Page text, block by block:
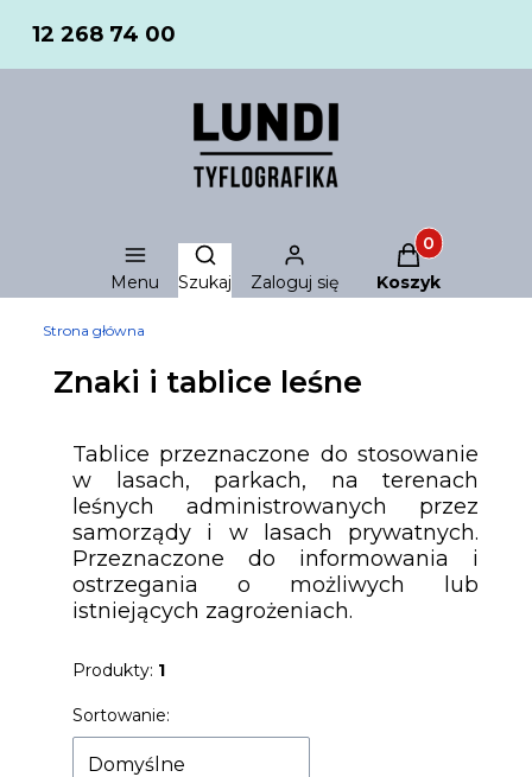
12 268 74 00
Menu
Otwórz wyszukiwarkę
Szukaj Zaloguj się
Produkty w
Koszyk
Strona główna
Znaki i tablice leśne
Tablice przeznaczone do stosowanie
w lasach, parkach, na terenach
leśnych administrowanych przez
samorządy i w lasach prywatnych.
Przeznaczone do informowania i
ostrzegania o możliwych lub
istniejących zagrożeniach.
Produkty: 1
Lista produktów
Sortowanie:
Domyślne